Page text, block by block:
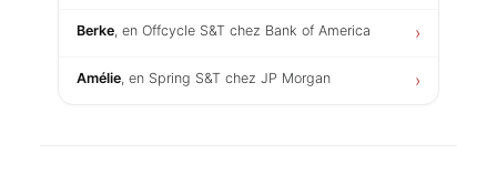
Berke, en Offcycle S&T chez Bank of America ›
Amélie, en Spring S&T chez JP Morgan ›